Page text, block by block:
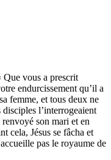
Que vous a prescrit
endurcissement qu’il a
femme, et tous deux ne
l’interrogeaient
son mari et en
cela, Jésus se fâcha et
pas le royaume de